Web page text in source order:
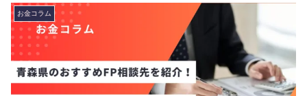
お金コラム